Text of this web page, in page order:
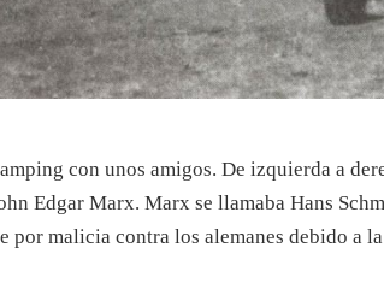
con unos amigos. De izquierda a
Edgar Marx. Marx se llamaba Hans
por malicia contra los alemanes debido a